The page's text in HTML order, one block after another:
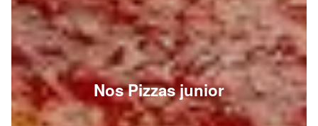
Nos Pizzas junior